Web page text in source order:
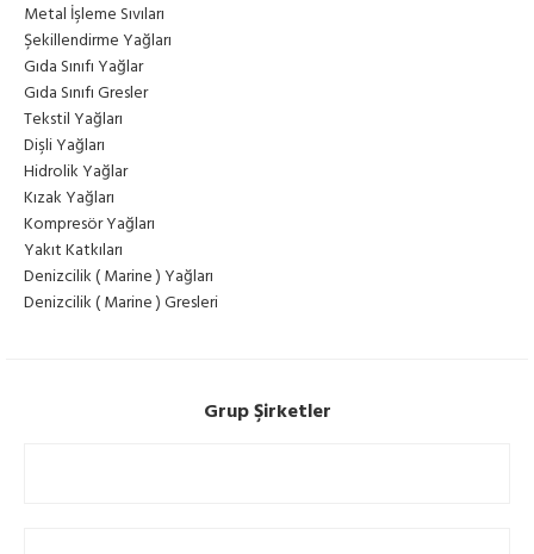
Metal İşleme Sıvıları
Şekillendirme Yağları
Gıda Sınıfı Yağlar
Gıda Sınıfı Gresler
Tekstil Yağları
Dişli Yağları
Hidrolik Yağlar
Kızak Yağları
Kompresör Yağları
Yakıt Katkıları
Denizcilik ( Marine ) Yağları
Denizcilik ( Marine ) Gresleri
Grup Şirketler